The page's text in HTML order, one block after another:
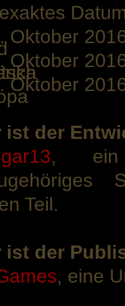
Oktober
Oktober
Oktober
ist der
, ein
Teil.
ist der
, eine